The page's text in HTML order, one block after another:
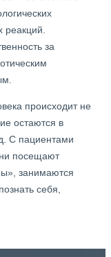
за
происходит не
остаются в
С пациентами
посещают
занимаются
себя,